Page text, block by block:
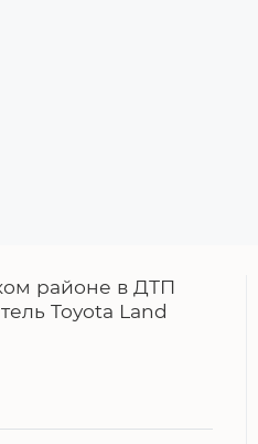
районе в ДТП
Toyota Land